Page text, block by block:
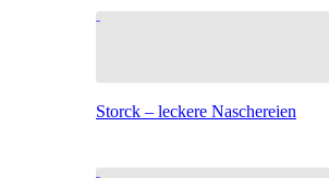
Storck – leckere Naschereien